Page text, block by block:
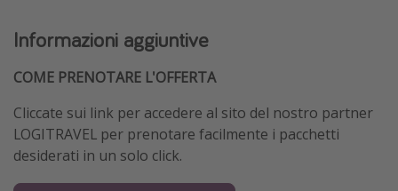
Informazioni aggiuntive
COME PRENOTARE L'OFFERTA
Cliccate sui link per accedere al sito del nostro partner
LOGITRAVEL per prenotare facilmente i pacchetti
desiderati in un solo click.